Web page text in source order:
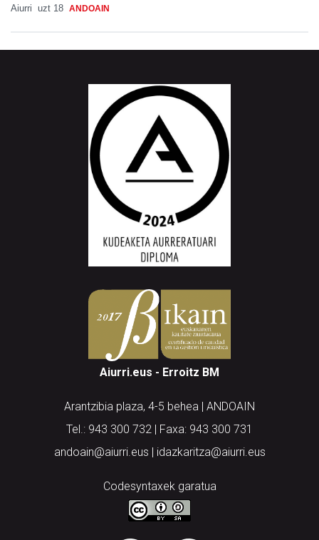
Aiurri uzt 18 ANDOAIN
Aiurri.eus - Erroitz BM
Arantzibia plaza, 4-5 behea | ANDOAIN
Tel.: 943 300 732 | Faxa: 943 300 731
andoain@aiurri.eus | idazkaritza@aiurri.eus
Codesyntaxek garatua